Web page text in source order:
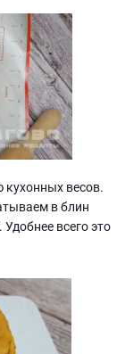
кухонных весов.
в блин
всего это